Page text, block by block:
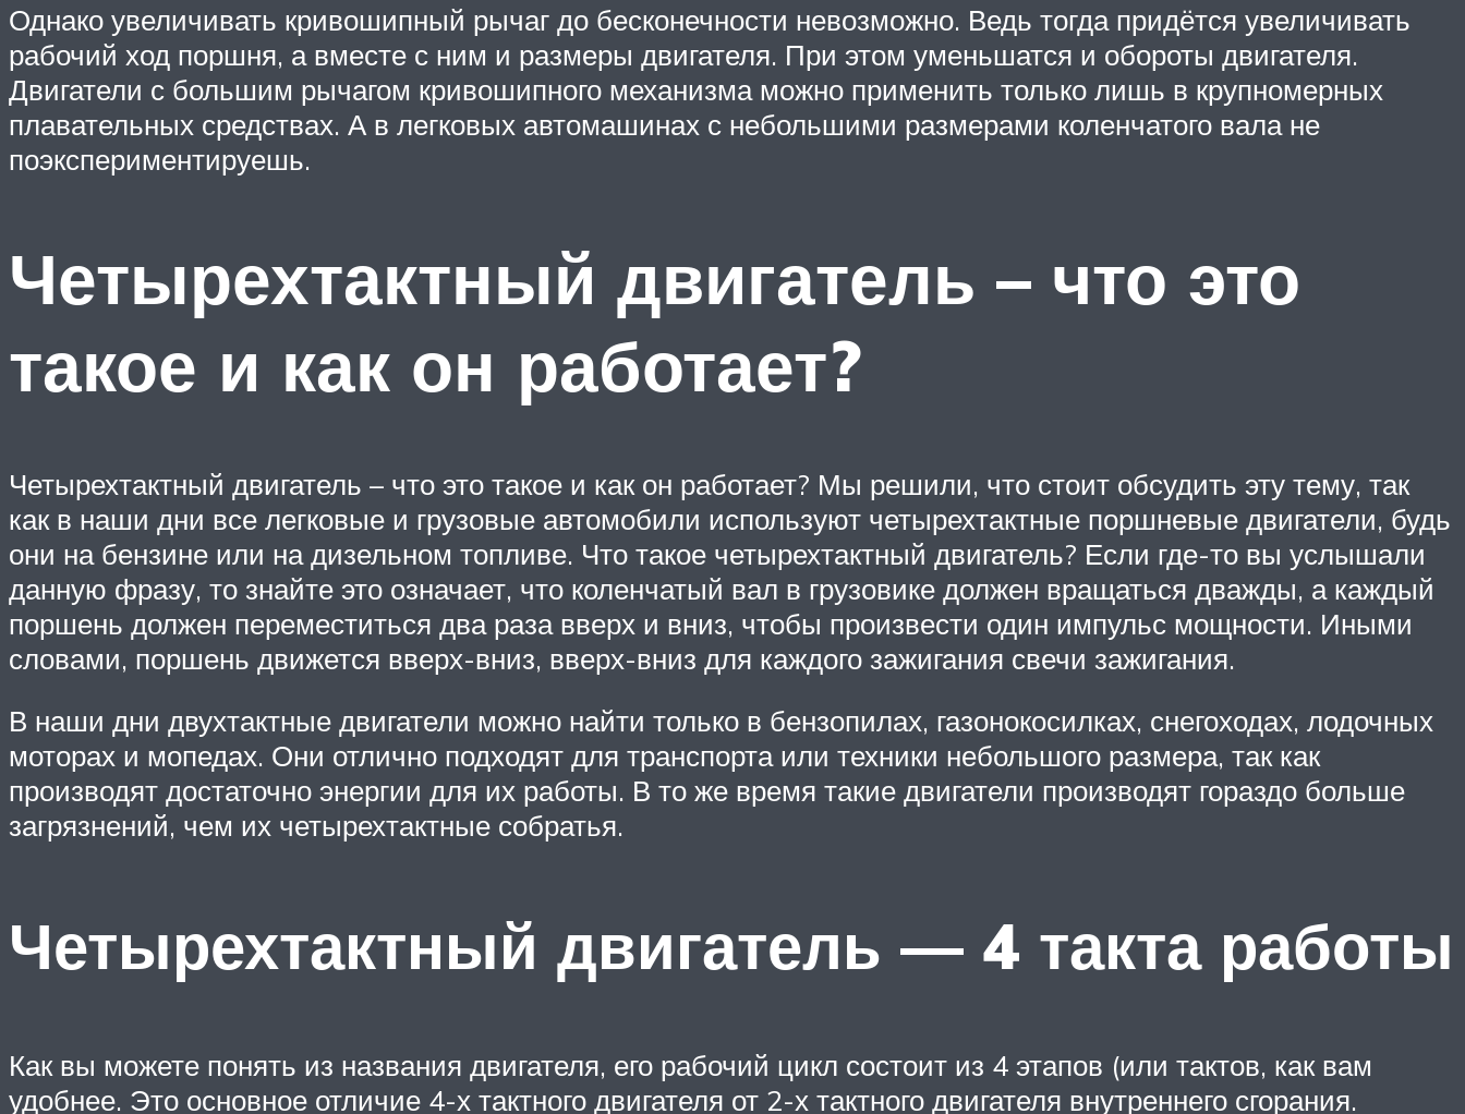
Однако увеличивать кривошипный рычаг до бесконечности невозможно. Ведь тогда придётся увеличивать
рабочий ход поршня, а вместе с ним и размеры двигателя. При этом уменьшатся и обороты двигателя.
Двигатели с большим рычагом кривошипного механизма можно применить только лишь в крупномерных
плавательных средствах. А в легковых автомашинах с небольшими размерами коленчатого вала не
поэкспериментируешь.
Четырехтактный двигатель – что это
такое и как он работает?
Четырехтактный двигатель – что это такое и как он работает? Мы решили, что стоит обсудить эту тему, так
как в наши дни все легковые и грузовые автомобили используют четырехтактные поршневые двигатели, будь
они на бензине или на дизельном топливе. Что такое четырехтактный двигатель? Если где-то вы услышали
данную фразу, то знайте это означает, что коленчатый вал в грузовике должен вращаться дважды, а каждый
поршень должен переместиться два раза вверх и вниз, чтобы произвести один импульс мощности. Иными
словами, поршень движется вверх-вниз, вверх-вниз для каждого зажигания свечи зажигания.
В наши дни двухтактные двигатели можно найти только в бензопилах, газонокосилках, снегоходах, лодочных
моторах и мопедах. Они отлично подходят для транспорта или техники небольшого размера, так как
производят достаточно энергии для их работы. В то же время такие двигатели производят гораздо больше
загрязнений, чем их четырехтактные собратья.
Четырехтактный двигатель — 4 такта работы
Как вы можете понять из названия двигателя, его рабочий цикл состоит из 4 этапов (или тактов, как вам
удобнее. Это основное отличие 4-х тактного двигателя от 2-х тактного двигателя внутреннего сгорания.